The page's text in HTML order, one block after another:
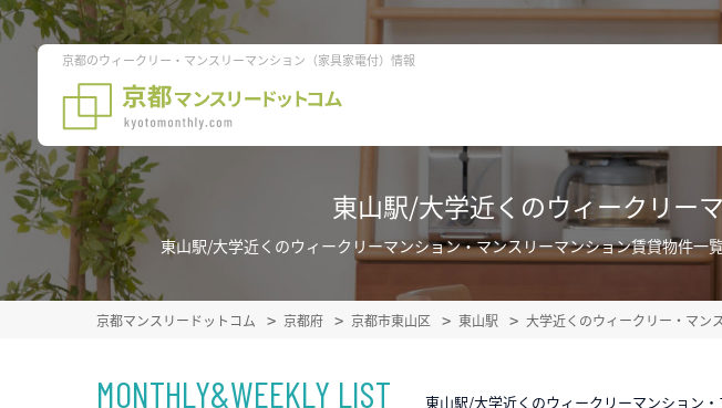
京都のウィークリー・マンスリーマンション（家具家電付）情報
東山駅/大学近くのウィークリー
東山駅/大学近くのウィークリーマンション・マンスリーマンション賃貸物件一
京都マンスリードットコム 京都府 京都市東山区 東山駅 大学近くのウィークリー・マン
MONTHLY&WEEKLY LIST 東山駅/大学近くのウィークリーマンション